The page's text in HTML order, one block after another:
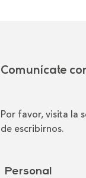
Comunícate
Por favor, visita la
de escribirnos.
Personal